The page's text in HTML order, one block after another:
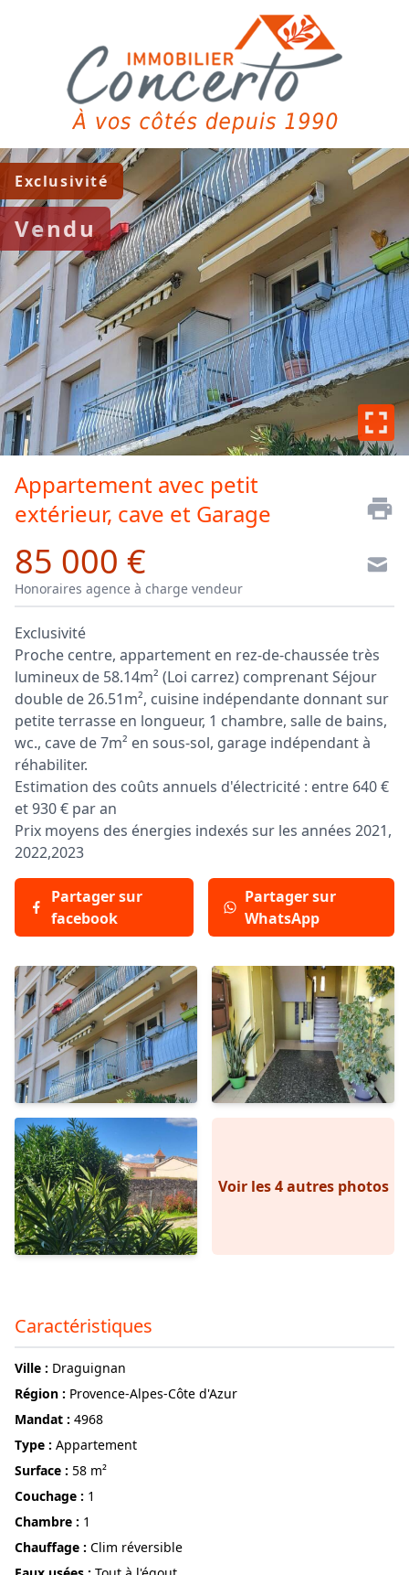
Exclusivité
Vendu
Appartement avec petit
extérieur, cave et Garage
85 000 €
Honoraires agence à charge vendeur
Exclusivité
Proche centre, appartement en rez-de-chaussée très
lumineux de 58.14m² (Loi carrez) comprenant Séjour
double de 26.51m², cuisine indépendante donnant sur
petite terrasse en longueur, 1 chambre, salle de bains,
wc., cave de 7m² en sous-sol, garage indépendant à
réhabiliter.
Estimation des coûts annuels d'électricité : entre 640 €
et 930 € par an
Prix moyens des énergies indexés sur les années 2021,
2022,2023
Partager sur
facebook
Partager sur
WhatsApp
Voir les 4 autres photos
Caractéristiques
ville : Draguignan
région : Provence-Alpes-Côte d'Azur
Mandat : 4968
Type : Appartement
surface : 58 m²
couchage : 1
chambre : 1
Chauffage : Clim réversible